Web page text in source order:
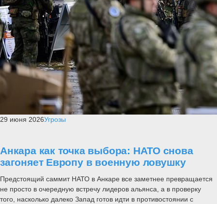
29 июня 2026Угрозы
Анкара как точка выбора: НАТО снова
загоняет Европу в военную ловушку
Предстоящий саммит НАТО в Анкаре все заметнее превращается
не просто в очередную встречу лидеров альянса, а в проверку
того, насколько далеко Запад готов идти в противостоянии с